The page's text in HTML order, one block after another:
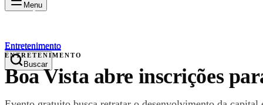
Menu
maisroraima
Entretenimento
Buscar
Entretenimento
ENTRETENIMENTO
Boa Vista abre inscrições